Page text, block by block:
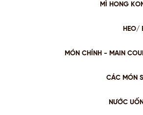
MÌ HONG
HEO/
MÓN CHÍNH - MAIN
CÁC MÓN
NƯỚC